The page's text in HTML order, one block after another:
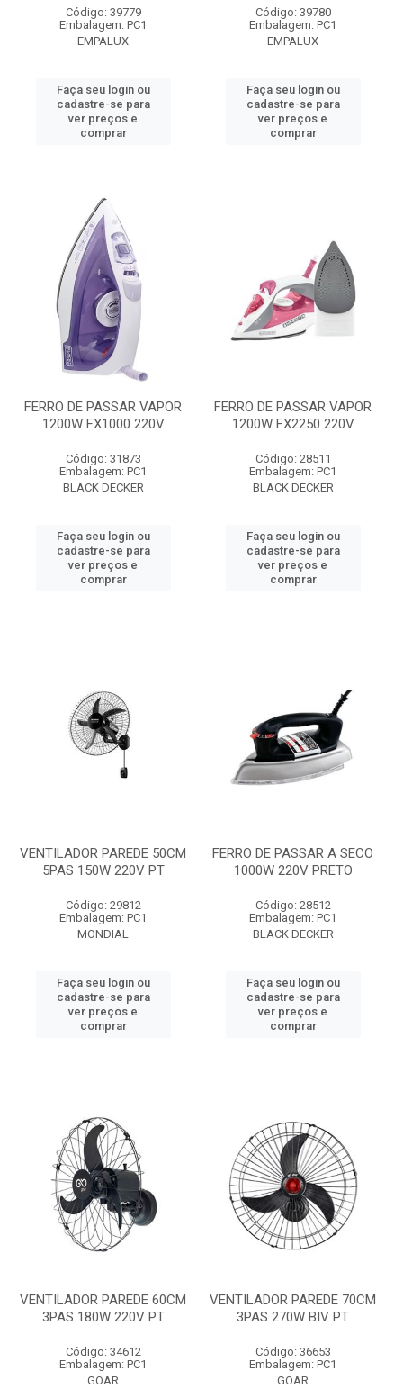
Código: 39779
Embalagem: PC1
EMPALUX
Faça seu login ou
cadastre-se para
ver preços e
comprar
Código: 39780
Embalagem: PC1
EMPALUX
Faça seu login ou
cadastre-se para
ver preços e
comprar
FERRO DE PASSAR VAPOR
1200W FX1000 220V
Código: 31873
Embalagem: PC1
BLACK DECKER
Faça seu login ou
cadastre-se para
ver preços e
comprar
FERRO DE PASSAR VAPOR
1200W FX2250 220V
Código: 28511
Embalagem: PC1
BLACK DECKER
Faça seu login ou
cadastre-se para
ver preços e
comprar
VENTILADOR PAREDE 50CM
5PAS 150W 220V PT
Código: 29812
Embalagem: PC1
MONDIAL
Faça seu login ou
cadastre-se para
ver preços e
comprar
FERRO DE PASSAR A SECO
1000W 220V PRETO
Código: 28512
Embalagem: PC1
BLACK DECKER
Faça seu login ou
cadastre-se para
ver preços e
comprar
VENTILADOR PAREDE 60CM
3PAS 180W 220V PT
Código: 34612
Embalagem: PC1
GOAR
VENTILADOR PAREDE 70CM
3PAS 270W BIV PT
Código: 36653
Embalagem: PC1
GOAR